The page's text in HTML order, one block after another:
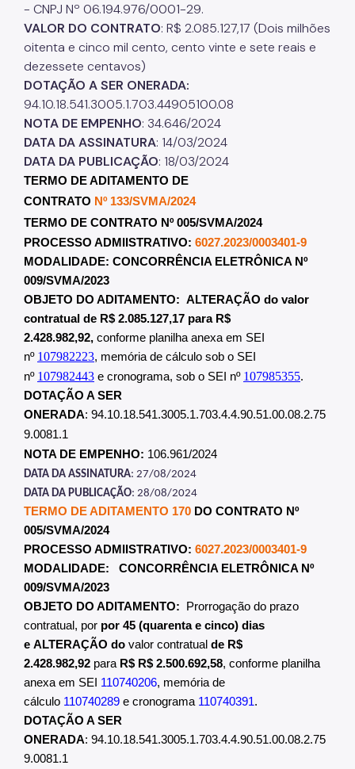
- CNPJ Nº 06.194.976/0001-29.
VALOR DO CONTRATO: R$ 2.085.127,17 (Dois milhões
oitenta e cinco mil cento, cento vinte e sete reais e
dezessete centavos)
DOTAÇÃO A SER ONERADA:
94.10.18.541.3005.1.703.44905100.08
NOTA DE EMPENHO: 34.646/2024
DATA DA ASSINATURA: 14/03/2024
DATA DA PUBLICAÇÃO: 18/03/2024
TERMO DE ADITAMENTO DE
CONTRATO Nº 133/SVMA/2024
TERMO DE CONTRATO Nº 005/SVMA/2024
PROCESSO ADMIISTRATIVO: 6027.2023/0003401-9
MODALIDADE: CONCORRÊNCIA ELETRÔNICA Nº
009/SVMA/2023
OBJETO DO ADITAMENTO: ALTERAÇÃO do valor
contratual de R$ 2.085.127,17 para R$
2.428.982,92, conforme planilha anexa em SEI
nº 107982223, memória de cálculo sob o SEI
nº 107982443 e cronograma, sob o SEI nº 107985355.
DOTAÇÃO A SER
ONERADA: 94.10.18.541.3005.1.703.4.4.90.51.00.08.2.75
9.0081.1
NOTA DE EMPENHO: 106.961/2024
DATA DA ASSINATURA: 27/08/2024
DATA DA PUBLICAÇÃO: 28/08/2024
TERMO DE ADITAMENTO 170 DO CONTRATO Nº
005/SVMA/2024
PROCESSO ADMIISTRATIVO: 6027.2023/0003401-9
MODALIDADE: CONCORRÊNCIA ELETRÔNICA Nº
009/SVMA/2023
OBJETO DO ADITAMENTO: Prorrogação do prazo
contratual, por por 45 (quarenta e cinco) dias
e ALTERAÇÃO do valor contratual de R$
2.428.982,92 para R$ R$ 2.500.692,58, conforme planilha
anexa em SEI 110740206, memória de
cálculo 110740289 e cronograma 110740391.
DOTAÇÃO A SER
ONERADA: 94.10.18.541.3005.1.703.4.4.90.51.00.08.2.75
9.0081.1